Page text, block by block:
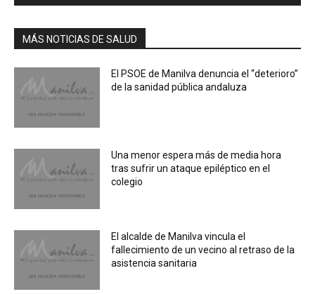
MÁS NOTICIAS DE SALUD
El PSOE de Manilva denuncia el “deterioro”
de la sanidad pública andaluza
Una menor espera más de media hora
tras sufrir un ataque epiléptico en el
colegio
El alcalde de Manilva vincula el
fallecimiento de un vecino al retraso de la
asistencia sanitaria